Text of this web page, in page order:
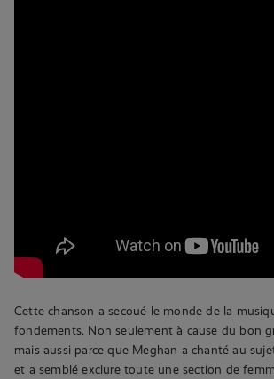
Cette chanson a secoué le monde de la
fondements. Non seulement à cause du bon
mais aussi parce que Meghan a chanté au
et a semblé exclure toute une section de